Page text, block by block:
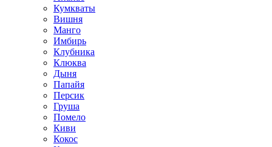
Кумкваты
Вишня
Манго
Имбирь
Клубника
Клюква
Дыня
Папайя
Персик
Груша
Помело
Киви
Кокос